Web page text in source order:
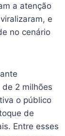
a atenção
e
no cenário
2 milhões
o público
de
Entre esses